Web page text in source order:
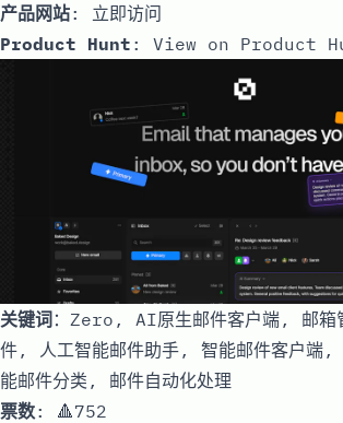
产品网站: 立即访问
Product Hunt : View on Product
关键词：Zero, AI原生邮件客户端, 邮箱
件, 人工智能邮件助手, 智能邮件客户端
能邮件分类, 邮件自动化处理
票数: 🔺752